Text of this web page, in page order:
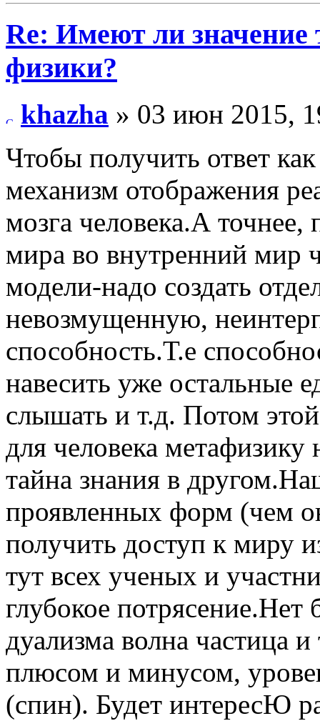
Re: Имеют ли значение
физики?
khazha » 03 июн 2015,
Чтобы получить ответ
механизм отображения
мозга человека.А точнее,
мира во внутренний мир
модели-надо создать
невозмущенную,
способность.Т.е
навесить уже остальные
слышать и т.д. Потом
для человека
тайна знания в
проявленных форм (чем
получить доступ к миру
тут всех ученых и
глубокое
дуализма волна частица
плюсом и минусом,
(спин). Будет интересЮ